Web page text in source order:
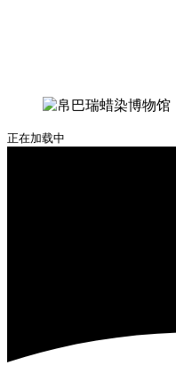
正在加载中